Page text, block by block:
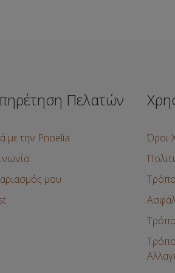
Πελατών
με την Pnoelia
μου
Όροι